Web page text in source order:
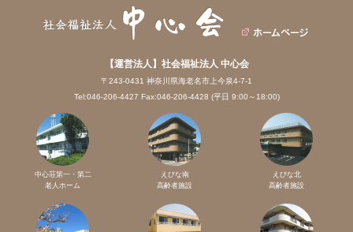
【運営法人】社会福祉法人 中心会
〒243-0431 神奈川県海老名市上今泉4-7-1
Tel:046-206-4427 Fax:046-206-4428 (平日 9:00～18:00)
中心荘第一・第二
老人ホーム
えびな南
高齢者施設
えびな北
高齢者施設